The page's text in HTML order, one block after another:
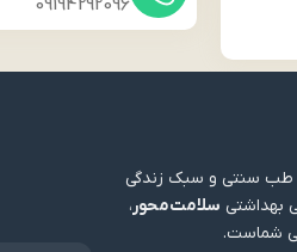
09194292096
طب سنتی و سبک زندگی
بهداشتی سلامت‌محور،
شماست.